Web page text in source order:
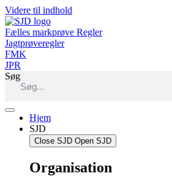
Videre til indhold
Fælles markprøve Regler
Jagtprøveregler
FMK
JPR
Søg
Hjem
SJD
Close SJD Open SJD
Organisation